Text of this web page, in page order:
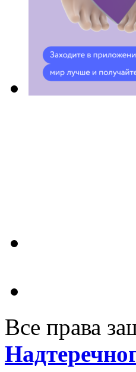
Все права